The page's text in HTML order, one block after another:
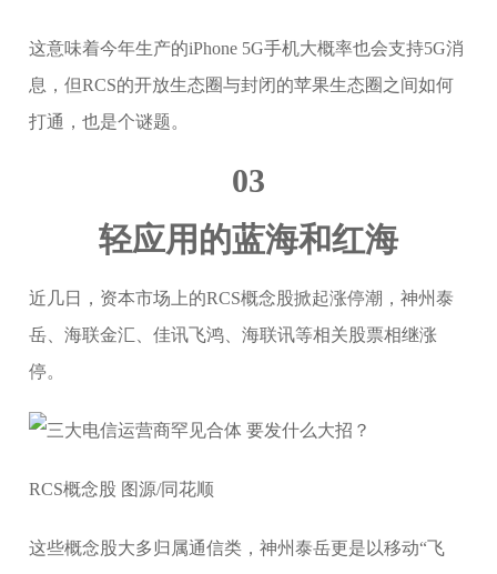
这意味着今年生产的iPhone 5G手机大概率也会支持5G消
息，但RCS的开放生态圈与封闭的苹果生态圈之间如何
打通，也是个谜题。
03
轻应用的蓝海和红海
近几日，资本市场上的RCS概念股掀起涨停潮，神州泰
岳、海联金汇、佳讯飞鸿、海联讯等相关股票相继涨
停。
RCS概念股 图源/同花顺
这些概念股大多归属通信类，神州泰岳更是以移动“飞